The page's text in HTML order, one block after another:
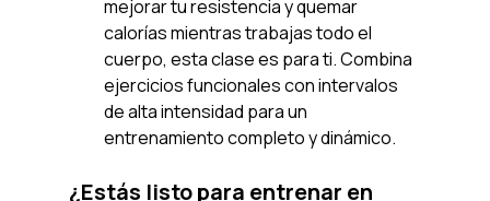
mejorar tu resistencia y quemar
calorías mientras trabajas todo el
cuerpo, esta clase es para ti. Combina
ejercicios funcionales con intervalos
de alta intensidad para un
entrenamiento completo y dinámico.
¿Estás listo para entrenar en